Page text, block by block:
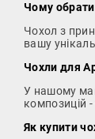
Чому
Чохол з
вашу
Чохли для
У нашому
композицій
Як купити